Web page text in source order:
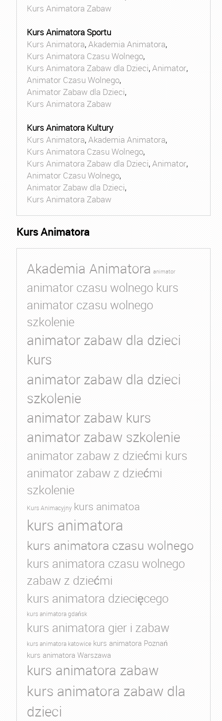
Kurs Animatora Zabaw
Kurs Animatora Sportu
Kurs Animatora,Akademia Animatora,
Kurs Animatora Czasu Wolnego,
Kurs Animatora Zabaw dla Dzieci,Animator,
Animator Czasu Wolnego,
Animator Zabaw dla Dzieci,
Kurs Animatora Zabaw
Kurs Animatora Kultury
Kurs Animatora,Akademia Animatora,
Kurs Animatora Czasu Wolnego,
Kurs Animatora Zabaw dla Dzieci,Animator,
Animator Czasu Wolnego,
Animator Zabaw dla Dzieci,
Kurs Animatora Zabaw
Kurs Animatora
Akademia Animatora animator
animator czasu wolnego kurs
animator czasu wolnego
szkolenie
animator zabaw dla dzieci
kurs
animator zabaw dla dzieci
szkolenie
animator zabaw kurs
animator zabaw szkolenie
animator zabaw z dziećmi kurs
animator zabaw z dziećmi
szkolenie
Kurs Animacyjny kurs animatoa
kurs animatora
kurs animatora czasu wolnego
kurs animatora czasu wolnego
zabaw z dziećmi
kurs animatora dziecięcego
kurs animatora gdańsk
kurs animatora gier i zabaw
kurs animatora katowice kurs animatora Poznań
kurs animatora Warszawa
kurs animatora zabaw
kurs animatora zabaw dla
dzieci